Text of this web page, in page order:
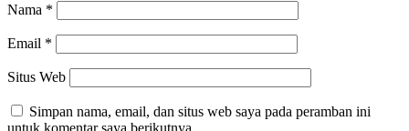
Nama *
Email *
Situs Web
Simpan nama, email, dan situs web saya pada peramban ini
untuk komentar saya berikutnya.